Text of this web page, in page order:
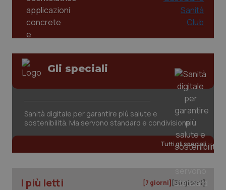
Gli speciali
Sanità digitale per garantire più salute e
sostenibilità. Ma servono standard e condivisione
Tutti gli speciali
I più letti [7 giorni] [30 giorni]
.quotidianosanita.it
mese